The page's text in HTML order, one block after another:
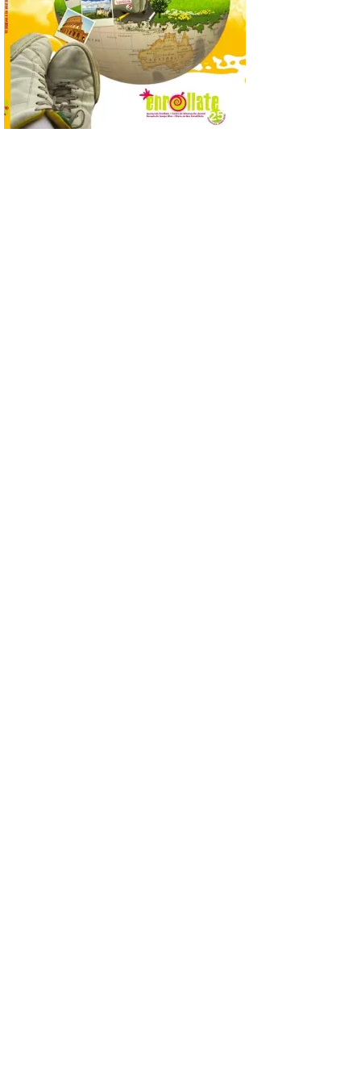
Se trata de un visor web
que permite conocer la
posición exacta del Sol y
así localizar el lugar ideal
para observar el eclipse
solar del 12 de agosto de 2026 sin
obstáculos. El visor es una herramienta a
la […]